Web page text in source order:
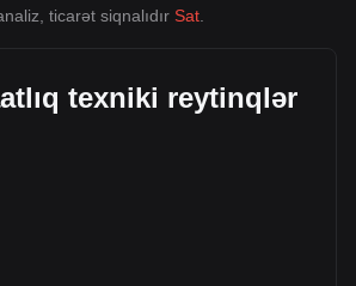
ticarət siqnalıdır Sat
texniki reytinqlər